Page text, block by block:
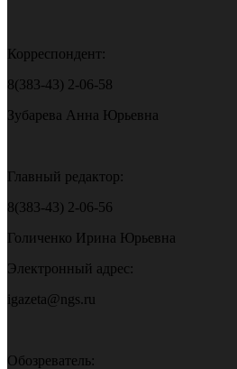
Корреспондент:
8(383-43) 2-06-58
Зубарева Анна Юрьевна
Главный редактор:
8(383-43) 2-06-56
Голиченко Ирина Юрьевна
Электронный адрес:
igazeta@ngs.ru
Обозреватель: